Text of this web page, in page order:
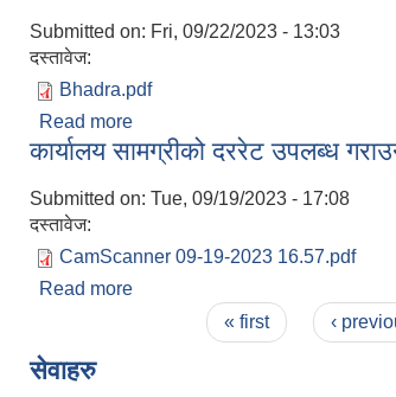
Submitted on: Fri, 09/22/2023 - 13:03
दस्तावेज:
Bhadra.pdf
Read more
कार्यालय सामग्रीको दररेट उपलब्ध
Submitted on: Tue, 09/19/2023 - 17:08
दस्तावेज:
CamScanner 09-19-2023 16.57.pdf
Read more
« first ‹
सेवाहरु